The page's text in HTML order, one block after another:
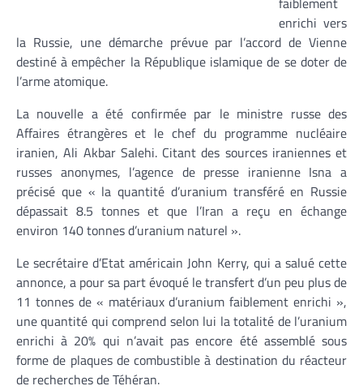
enrichi vers
la Russie, une démarche prévue par l’accord de Vienne
destiné à empêcher la République islamique de se doter de
l’arme atomique.
La nouvelle a été confirmée par le ministre russe des
Affaires étrangères et le chef du programme nucléaire
iranien, Ali Akbar Salehi. Citant des sources iraniennes et
russes anonymes, l’agence de presse iranienne Isna a
précisé que « la quantité d’uranium transféré en Russie
dépassait 8.5 tonnes et que l’Iran a reçu en échange
environ 140 tonnes d’uranium naturel ».
Le secrétaire d’Etat américain John Kerry, qui a salué cette
annonce, a pour sa part évoqué le transfert d’un peu plus de
11 tonnes de « matériaux d’uranium faiblement enrichi »,
une quantité qui comprend selon lui la totalité de l’uranium
enrichi à 20% qui n’avait pas encore été assemblé sous
forme de plaques de combustible à destination du réacteur
de recherches de Téhéran.